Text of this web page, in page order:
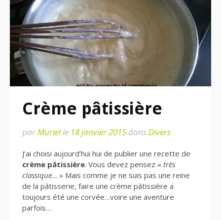
Crème pâtissière
parMurielle 18 janvier 2015 dansDivers
J’ai choisi aujourd’hui hui de publier une recette de
crème pâtissière. Vous devez pensez « très
classique… » Mais comme je ne suis pas une reine
de la pâtisserie, faire une crème pâtissière a
toujours été une corvée…voire une aventure
parfois…